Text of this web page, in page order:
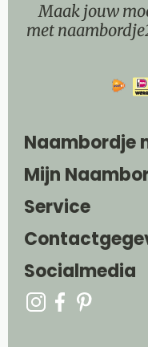
Maak jouw
met
Naambordje
Mijn
Service
Socialmedia